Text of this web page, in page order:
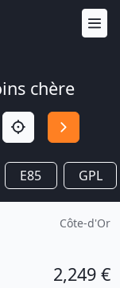
chère
E85 GPL
Côte-d'Or
2,249 €